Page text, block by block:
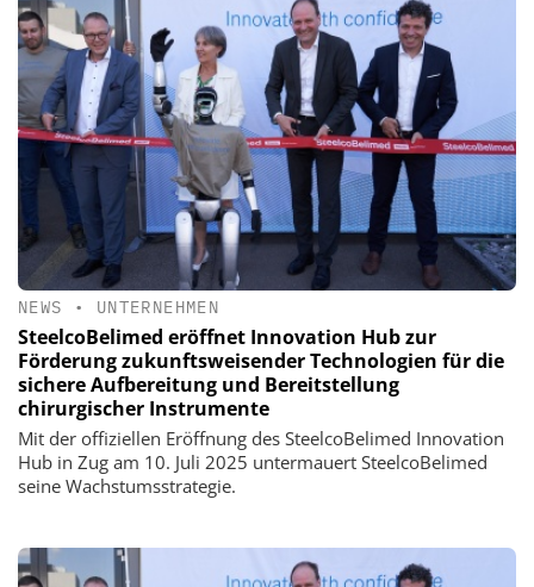
NEWS • UNTERNEHMEN
SteelcoBelimed eröffnet Innovation Hub zur
Förderung zukunftsweisender Technologien für die
sichere Aufbereitung und Bereitstellung
chirurgischer Instrumente
Mit der offiziellen Eröffnung des SteelcoBelimed Innovation
Hub in Zug am 10. Juli 2025 untermauert SteelcoBelimed
seine Wachstumsstrategie.